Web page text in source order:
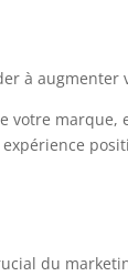
à augmenter
votre
du